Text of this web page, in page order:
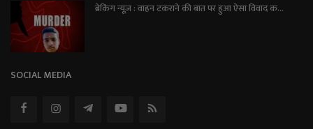
ब्रेकिंग न्यूज़ : वाहन टकराने की बात पर हुआ ऐसा विवाद क...
SOCIAL MEDIA